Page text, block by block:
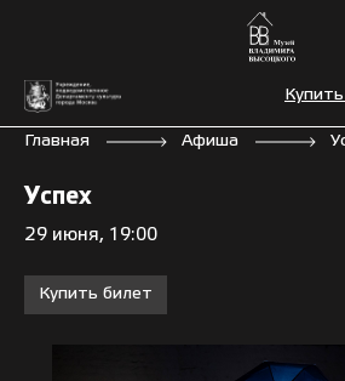
Главная Афиша
Успех
29 июня, 19:00
Купить билет